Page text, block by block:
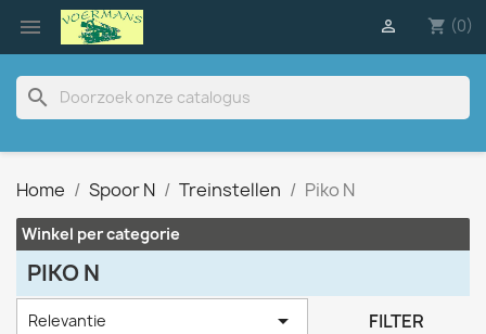
 shopping_cart (0)

search
Home Spoor N Treinstellen Piko N
Winkel per categorie
PIKO N
Relevantie  FILTER